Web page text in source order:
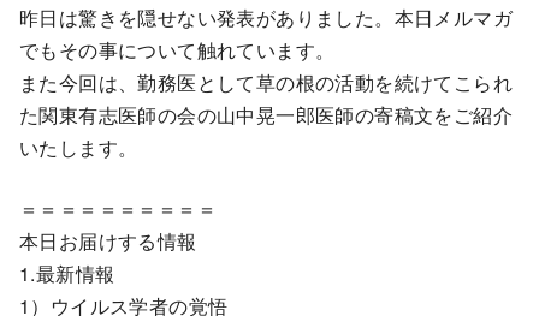
昨日は驚きを隠せない発表がありました。本日メルマガ
でもその事について触れています。
また今回は、勤務医として草の根の活動を続けてこられ
た関東有志医師の会の山中晃一郎医師の寄稿文をご紹介
いたします。
＝＝＝＝＝＝＝＝＝＝
本日お届けする情報
1.最新情報
1）ウイルス学者の覚悟